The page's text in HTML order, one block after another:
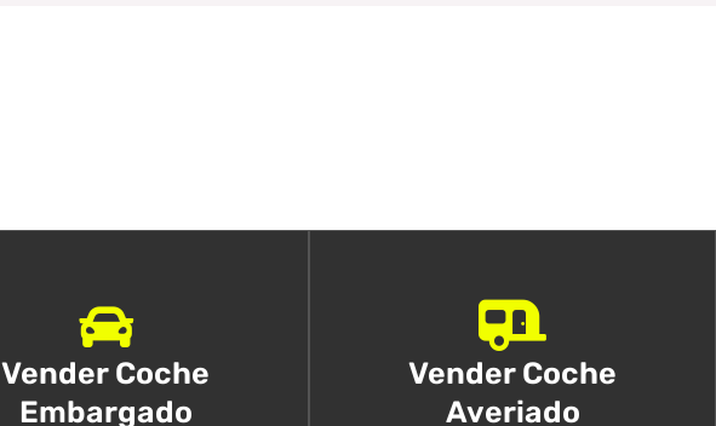
Vender Coche
Embargado
Vender Coche
Averiado